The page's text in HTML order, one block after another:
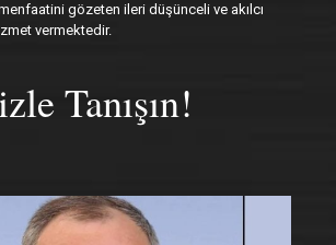
gözeten ileri düşünceli ve akılcı
vermektedir.
Tanışın!